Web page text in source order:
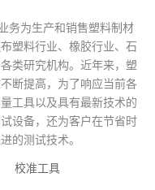
务为生产和销售塑料制材
塑料行业、橡胶行业、石
类研究机构。近年来，塑
断提高，为了响应当前各
工具以及具有最新技术的
设备，还为客户在节省时
的测试技术。
校准工具